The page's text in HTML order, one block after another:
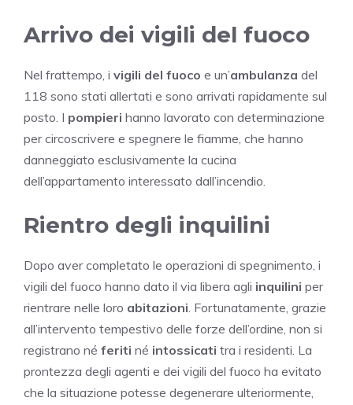
Arrivo dei vigili del fuoco
Nel frattempo, i vigili del fuoco e un’ambulanza del
118 sono stati allertati e sono arrivati rapidamente sul
posto. I pompieri hanno lavorato con determinazione
per circoscrivere e spegnere le fiamme, che hanno
danneggiato esclusivamente la cucina
dell’appartamento interessato dall’incendio.
Rientro degli inquilini
Dopo aver completato le operazioni di spegnimento, i
vigili del fuoco hanno dato il via libera agli inquilini per
rientrare nelle loro abitazioni. Fortunatamente, grazie
all’intervento tempestivo delle forze dell’ordine, non si
registrano né feriti né intossicati tra i residenti. La
prontezza degli agenti e dei vigili del fuoco ha evitato
che la situazione potesse degenerare ulteriormente,